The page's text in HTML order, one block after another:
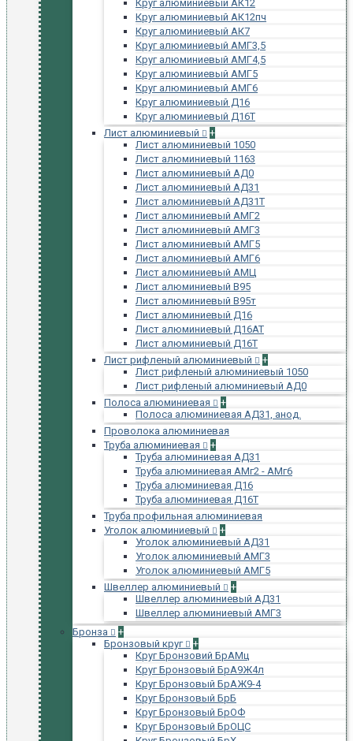
Круг алюминиевый АК12
Круг алюминиевый АК12пч
Круг алюминиевый АК7
Круг алюминиевый АМГ3,5
Круг алюминиевый АМГ4,5
Круг алюминиевый АМГ5
Круг алюминиевый АМГ6
Круг алюминиевый Д16
Круг алюминиевый Д16Т
Лист алюминиевый
+
Лист алюминиевый 1050
Лист алюминиевый 1163
Лист алюминиевый АД0
Лист алюминиевый АД31
Лист алюминиевый АД31Т
Лист алюминиевый АМГ2
Лист алюминиевый АМГ3
Лист алюминиевый АМГ5
Лист алюминиевый АМГ6
Лист алюминиевый АМЦ
Лист алюминиевый В95
Лист алюминиевый В95т
Лист алюминиевый Д16
Лист алюминиевый Д16АТ
Лист алюминиевый Д16Т
Лист рифленый алюминиевый
+
Лист рифленый алюминиевый 1050
Лист рифленый алюминиевый АД0
Полоса алюминиевая
+
Полоса алюминиевая АД31, анод.
Проволока алюминиевая
Труба алюминиевая
+
Труба алюминиевая АД31
Труба алюминиевая АМг2 - АМг6
Труба алюминиевая Д16
Труба алюминиевая Д16Т
Труба профильная алюминиевая
Уголок алюминиевый
+
Уголок алюминиевый АД31
Уголок алюминиевый АМГ3
Уголок алюминиевый АМГ5
Швеллер алюминиевый
+
Швеллер алюминиевый АД31
Швеллер алюминиевый АМГ3
Бронза
+
Бронзовый круг
+
Круг Бронзовий БрАМц
Круг Бронзовый БрА9Ж4л
Круг Бронзовый БрАЖ9-4
Круг Бронзовый БрБ
Круг Бронзовый БрОФ
Круг Бронзовый БрОЦС